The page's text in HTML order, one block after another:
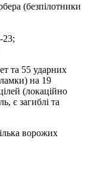
(безпілотники
23;
та 55 ударних
на 19
(локаційно
є загиблі та
ворожих